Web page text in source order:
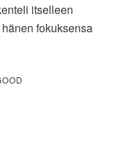
itselleen
fokuksensa